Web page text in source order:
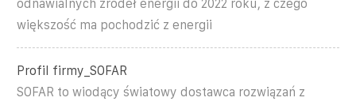
odnawialnych źródeł energii do 2022 roku, z czego
większość ma pochodzić z energii
Profil firmy_SOFAR
SOFAR to wiodący światowy dostawca rozwiązań z